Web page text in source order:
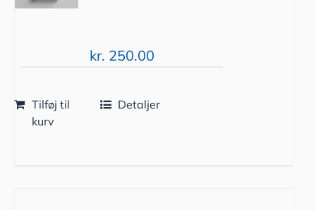
kr. 250.00
Tilføj til
kurv
Detaljer